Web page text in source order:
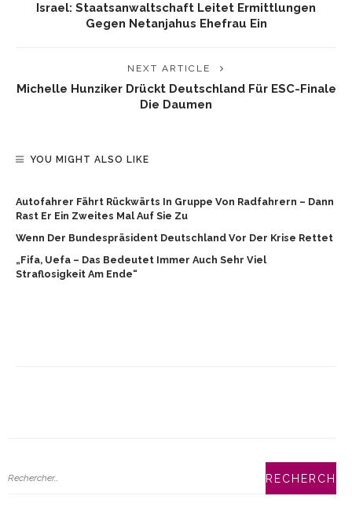
Israel: Staatsanwaltschaft Leitet Ermittlungen
Gegen Netanjahus Ehefrau Ein
NEXT ARTICLE
Michelle Hunziker Drückt Deutschland Für ESC-Finale
Die Daumen
YOU MIGHT ALSO LIKE
Autofahrer Fährt Rückwärts In Gruppe Von Radfahrern – Dann
Rast Er Ein Zweites Mal Auf Sie Zu
Wenn Der Bundespräsident Deutschland Vor Der Krise Rettet
„Fifa, Uefa – Das Bedeutet Immer Auch Sehr Viel
Straflosigkeit Am Ende“